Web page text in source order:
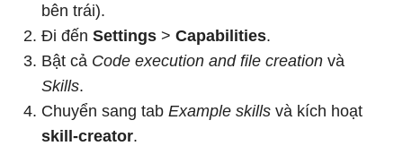
bên trái).
Đi đến Settings > Capabilities.
Bật cả Code execution and file creation và
Skills.
Chuyển sang tab Example skills và kích hoạt
skill-creator.